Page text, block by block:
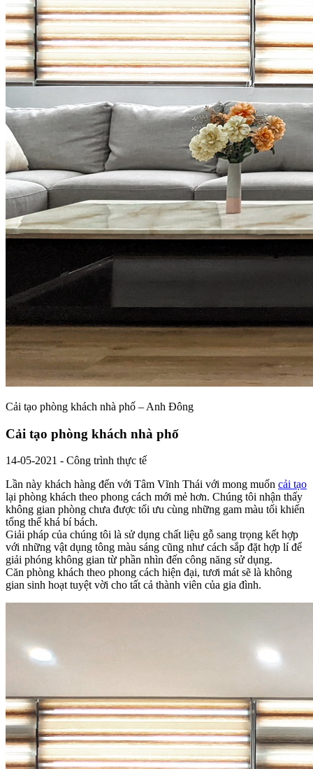
Cải tạo phòng khách nhà phố – Anh Đông
Cải tạo phòng khách nhà phố
14-05-2021 - Công trình thực tế
Lần này khách hàng đến với Tâm Vĩnh Thái với mong muốn cải tạo
lại phòng khách theo phong cách mới mẻ hơn. Chúng tôi nhận thấy
không gian phòng chưa được tối ưu cùng những gam màu tối khiến
tổng thể khá bí bách.
Giải pháp của chúng tôi là sử dụng chất liệu gỗ sang trọng kết hợp
với những vật dụng tông màu sáng cũng như cách sắp đặt hợp lí để
giải phóng không gian từ phần nhìn đến công năng sử dụng.
Căn phòng khách theo phong cách hiện đại, tươi mát sẽ là không
gian sinh hoạt tuyệt vời cho tất cả thành viên của gia đình.